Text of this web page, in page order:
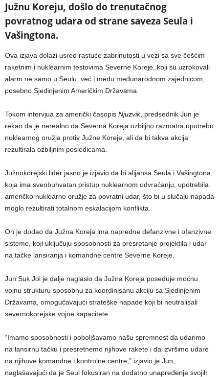
Južnu Koreju, došlo do trenutačnog
povratnog udara od strane saveza Seula i
Vašingtona.
Ova izjava dolazi usred rastuće zabrinutosti u vezi sa sve češćim
raketnim i nuklearnim testovima Severne Koreje, koji su uzrokovali
alarm ne samo u Seulu, već i među međunarodnom zajednicom,
posebno Sjedinjenim Američkim Državama.
Tokom intervjua za američki časopis Njuzvik, predsednik Jun je
rekao da je nerealno da Severna Koreja ozbiljno razmatra upotrebu
nuklearnog oružja protiv Južne Koreje, ali da bi takva akcija
rezultirala ozbiljnim posledicama.
Južnokorejski lider jasno je izjavio da bi alijansa Seula i Vašingtona,
koja ima sveobuhvatan pristup nuklearnom odvraćanju, upotrebila
američko nuklearno oružje za povratni udar, što bi u slučaju napada
moglo rezultirati totalnom eskalacijom konflikta.
On je dodao da Južna Koreja ima napredne defanzivne i ofanzivne
sisteme, koji uključuju sposobnosti za presretanje projektila i udar
na tačke lansiranja i komandne centre Severne Koreje.
Jun Suk Jol je dalje naglasio da Južna Koreja poseduje moćnu
vojnu strukturu sposobnu za koordinisanu akciju sa Sjedinjenim
Državama, omogućavajući strateške napade koji bi neutralisali
severnokorejske vojne kapacitete.
“Imamo sposobnosti i poboljšavamo našu spremnost da udarimo
na lansirnu tačku i presretnemo njihove rakete i da izvršimo udare
na njihove komandne i kontrolne centre,” izjavio je Jun,
naglašavajući da je Seul fokusiran na dodatno unapređenje svojih